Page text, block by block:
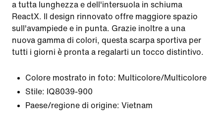
a tutta lunghezza e dell'intersuola in schiuma
ReactX. Il design rinnovato offre maggiore spazio
sull'avampiede e in punta. Grazie inoltre a una
nuova gamma di colori, questa scarpa sportiva per
tutti i giorni è pronta a regalarti un tocco distintivo.
Colore mostrato in foto: Multicolore/Multicolore
Stile: IQ8039-900
Paese/regione di origine: Vietnam